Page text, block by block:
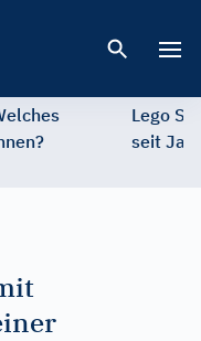
Lego
seit